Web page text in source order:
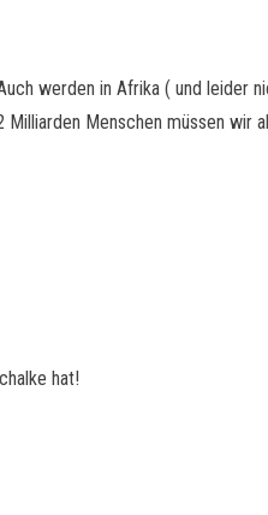
werden in Afrika ( und leider
Menschen müssen wir
hat!